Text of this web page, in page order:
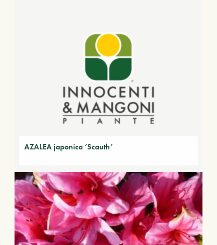
AZALEA japonica ‘Scauth’